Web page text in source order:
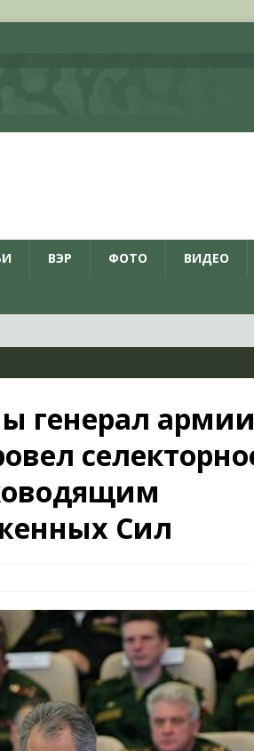
ВЭР ФОТО ВИДЕО
документами из
ВС РФ
НОВОСТИ
генерал армии
Сил